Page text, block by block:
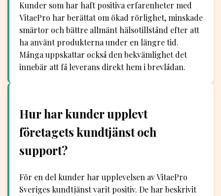
Kunder som har haft positiva erfarenheter med
VitaePro har berättat om ökad rörlighet, minskade
smärtor och bättre allmänt hälsotillstånd efter att
ha använt produkterna under en längre tid.
Många uppskattar också den bekvämlighet det
innebär att få leverans direkt hem i brevlådan.
Hur har kunder upplevt
företagets kundtjänst och
support?
För en del kunder har upplevelsen av VitaePro
Sveriges kundtjänst varit positiv. De har beskrivit